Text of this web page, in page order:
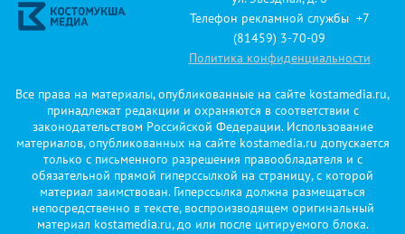
Телефон рекламной службы +7
(81459) 3-70-09
Политика конфиденциальности
Все права на материалы, опубликованные на сайте kostamedia.ru,
принадлежат редакции и охраняются в соответствии с
законодательством Российской Федерации. Использование
материалов, опубликованных на сайте kostamedia.ru допускается
только с письменного разрешения правообладателя и с
обязательной прямой гиперссылкой на страницу, с которой
материал заимствован. Гиперссылка должна размещаться
непосредственно в тексте, воспроизводящем оригинальный
материал kostamedia.ru, до или после цитируемого блока.